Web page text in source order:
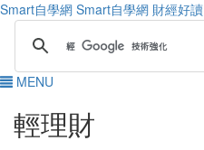
Smart自學網 Smart自學網 財經好讀
MENU
輕理財